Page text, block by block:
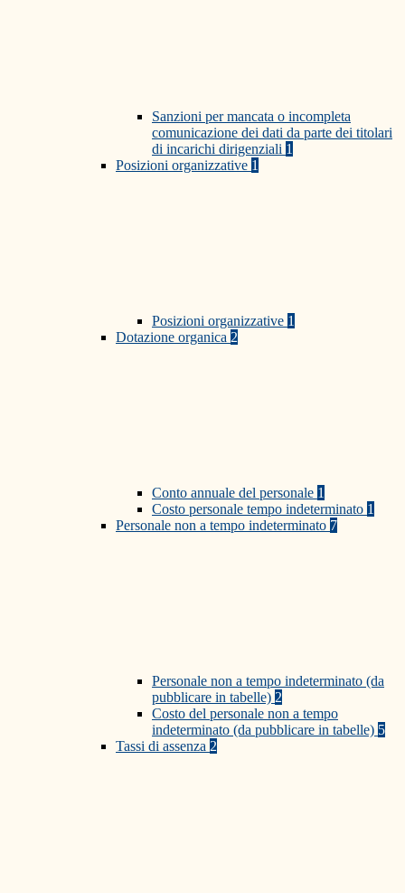
Sanzioni per mancata o incompleta
comunicazione dei dati da parte dei titolari
di incarichi dirigenziali 1
Posizioni organizzative 1
Posizioni organizzative 1
Dotazione organica 2
Conto annuale del personale 1
Costo personale tempo indeterminato 1
Personale non a tempo indeterminato 7
Personale non a tempo indeterminato (da
pubblicare in tabelle) 2
Costo del personale non a tempo
indeterminato (da pubblicare in tabelle) 5
Tassi di assenza 2